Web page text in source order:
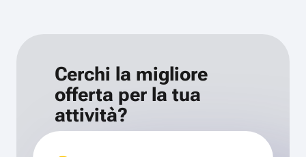
Cerchi la migliore
offerta per la tua
attività?